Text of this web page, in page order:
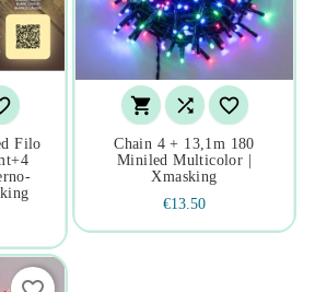
Filo
  
Chain 4 + 13,1m 180
Miniled Multicolor |
Xmasking
€13.50